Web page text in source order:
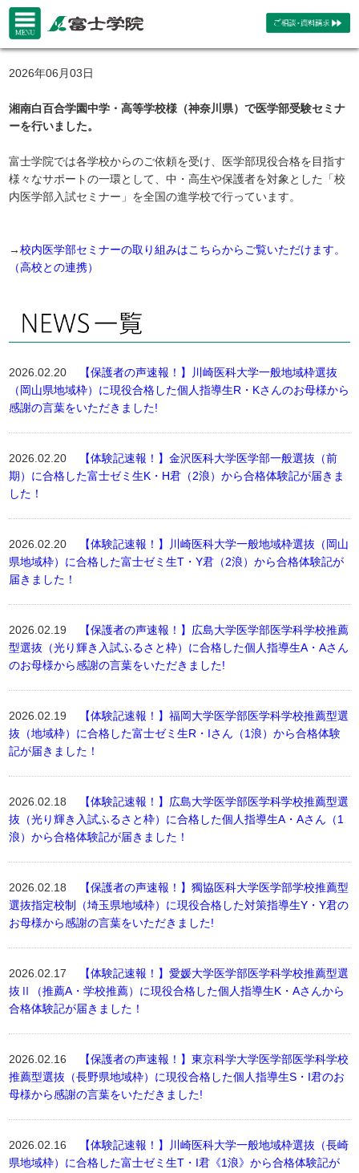
2026年06月03日
湘南白百合学園中学・高等学校様（神奈川県）で医学部受験セミナ
ーを行いました。
富士学院では各学校からのご依頼を受け、医学部現役合格を目指す
様々なサポートの一環として、中・高生や保護者を対象とした「校
内医学部入試セミナー」を全国の進学校で行っています。
→校内医学部セミナーの取り組みはこちらからご覧いただけます。
（高校との連携）
2026.02.20
【保護者の声速報！】川崎医科大学一般地域枠選抜
（岡山県地域枠）に現役合格した個人指導生R・Kさんのお母様から
感謝の言葉をいただきました!
2026.02.20
【体験記速報！】金沢医科大学医学部一般選抜（前
期）に合格した富士ゼミ生K・H君（2浪）から合格体験記が届きま
した！
2026.02.20
【体験記速報！】川崎医科大学一般地域枠選抜（岡山
県地域枠）に合格した富士ゼミ生T・Y君（2浪）から合格体験記が
届きました！
2026.02.19
【保護者の声速報！】広島大学医学部医学科学校推薦
型選抜（光り輝き入試ふるさと枠）に合格した個人指導生A・Aさん
のお母様から感謝の言葉をいただきました!
2026.02.19
【体験記速報！】福岡大学医学部医学科学校推薦型選
抜（地域枠）に合格した富士ゼミ生R・Iさん（1浪）から合格体験
記が届きました！
2026.02.18
【体験記速報！】広島大学医学部医学科学校推薦型選
抜（光り輝き入試ふるさと枠）に合格した個人指導生A・Aさん（1
浪）から合格体験記が届きました！
2026.02.18
【保護者の声速報！】獨協医科大学医学部学校推薦型
選抜指定校制（埼玉県地域枠）に現役合格した対策指導生Y・Y君の
お母様から感謝の言葉をいただきました!
2026.02.17
【体験記速報！】愛媛大学医学部医学科学校推薦型選
抜Ⅱ（推薦A・学校推薦）に現役合格した個人指導生K・Aさんから
合格体験記が届きました！
2026.02.16
【保護者の声速報！】東京科学大学医学部医学科学校
推薦型選抜（長野県地域枠）に現役合格した個人指導生S・I君のお
母様から感謝の言葉をいただきました!
2026.02.16
【体験記速報！】川崎医科大学一般地域枠選抜（長崎
県地域枠）に合格した富士ゼミ生T・I君《1浪》から合格体験記が